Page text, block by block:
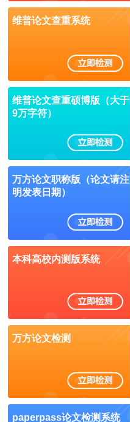
维普论文查重系统
维普论文查重硕博版（大于
9万字符）
万方论文职称版（论文请注
明发表日期）
本科高校内测版系统
万方论文检测
paperpass论文检测系统